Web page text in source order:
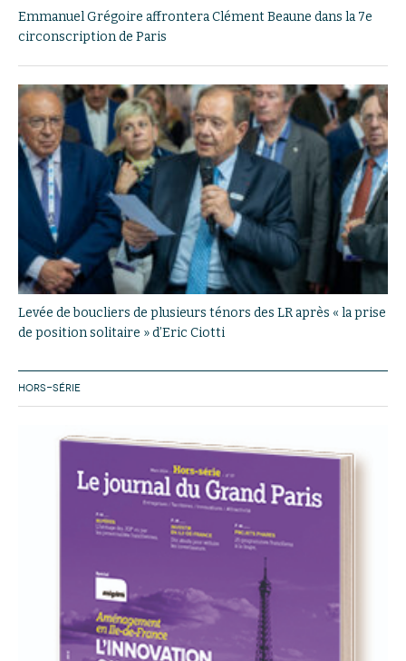
Emmanuel Grégoire affrontera Clément Beaune dans la 7e
circonscription de Paris
Levée de boucliers de plusieurs ténors des LR après « la prise
de position solitaire » d’Eric Ciotti
HORS-SÉRIE